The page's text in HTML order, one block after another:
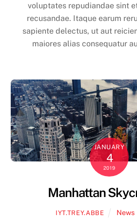
voluptates repudiandae sint
recusandae. Itaque earum
sapiente delectus, ut aut
maiores alias consequatur
JANUARY
4
2019
Manhattan
IYT.TREY.ABBE News